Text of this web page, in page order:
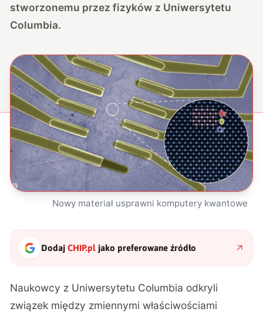
stworzonemu przez fizyków z Uniwersytetu
Columbia.
Nowy materiał usprawni komputery kwantowe
DodajCHIP.pl jako preferowane źródło
Naukowcy z Uniwersytetu Columbia odkryli
związek między zmiennymi właściwościami